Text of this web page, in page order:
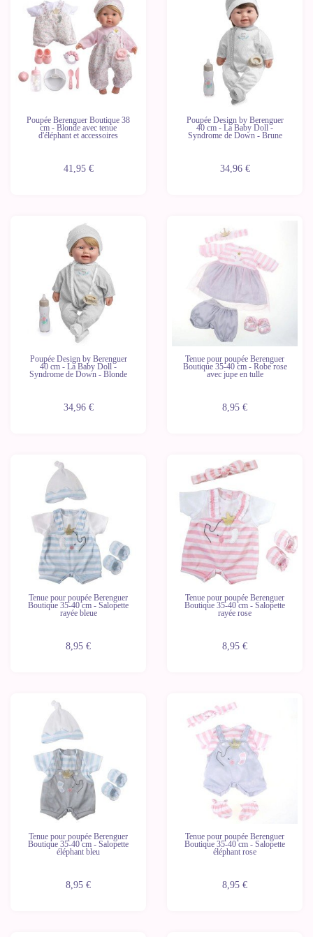
Poupée Berenguer Boutique 38
cm - Blonde avec tenue
d'éléphant et accessoires
41,95 €
Poupée Design by Berenguer
40 cm - La Baby Doll -
Syndrome de Down - Brune
34,96 €
Poupée Design by Berenguer
40 cm - La Baby Doll -
Syndrome de Down - Blonde
34,96 €
Tenue pour poupée Berenguer
Boutique 35-40 cm - Robe rose
avec jupe en tulle
8,95 €
Tenue pour poupée Berenguer
Boutique 35-40 cm - Salopette
rayée bleue
8,95 €
Tenue pour poupée Berenguer
Boutique 35-40 cm - Salopette
rayée rose
8,95 €
Tenue pour poupée Berenguer
Boutique 35-40 cm - Salopette
éléphant bleu
8,95 €
Tenue pour poupée Berenguer
Boutique 35-40 cm - Salopette
éléphant rose
8,95 €